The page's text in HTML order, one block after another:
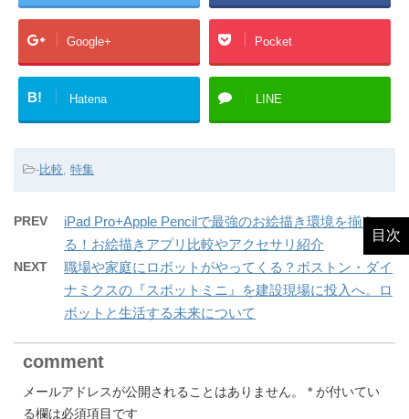
Google+ Pocket
B! Hatena LINE
-比較, 特集
PREV
iPad Pro+Apple Pencilで最強のお絵描き環境を揃え
る！お絵描きアプリ比較やアクセサリ紹介
NEXT
職場や家庭にロボットがやってくる？ボストン・ダイ
ナミクスの『スポットミニ』を建設現場に投入へ。ロ
ボットと生活する未来について
comment
メールアドレスが公開されることはありません。 * が付いてい
る欄は必須項目です
目次